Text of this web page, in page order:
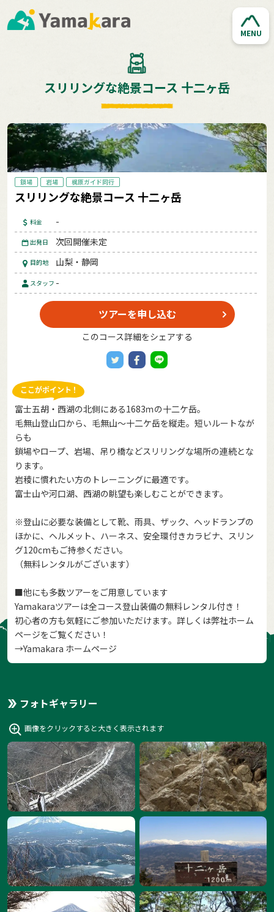
MENU
スリリングな絶景コース 十二ヶ岳
鎖場 岩場 梶原ガイド同行
スリリングな絶景コース 十二ヶ岳
料金 -
出発日 次回開催未定
目的地 山梨・静岡
スタッフ -
ツアーを申し込む
このコース詳細をシェアする
富士五胡・西湖の北側にある1683ｍの十二ケ岳。
毛無山登山口から、毛無山～十二ケ岳を縦走。短いルートなが
らも
鎖場やロープ、岩場、吊り橋などスリリングな場所の連続とな
ります。
岩稜に慣れたい方のトレーニングに最適です。
富士山や河口湖、西湖の眺望も楽しむことができます。
※登山に必要な装備として靴、雨具、ザック、ヘッドランプの
ほかに、ヘルメット、ハーネス、安全環付きカラビナ、スリン
グ120cmもご持参ください。
（無料レンタルがございます）
■他にも多数ツアーをご用意しています
Yamakaraツアーは全コース登山装備の無料レンタル付き！
初心者の方も気軽にご参加いただけます。詳しくは弊社ホーム
ページをご覧ください！
→Yamakara ホームページ
フォトギャラリー
画像をクリックすると大きく表示されます